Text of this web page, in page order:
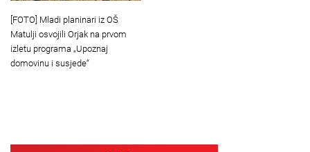
[FOTO] Mladi planinari iz OŠ
Matulji osvojili Orjak na prvom
izletu programa „Upoznaj
domovinu i susjede“